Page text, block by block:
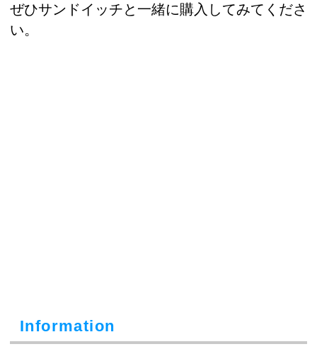
ぜひサンドイッチと一緒に購入してみてくださ
い。
Information